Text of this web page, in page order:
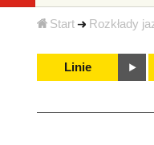
Start Rozkłady
Linie